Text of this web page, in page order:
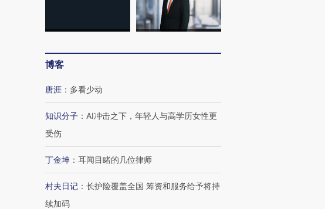
博客
唐涯 ： 多看少动
知识分子 ： AI冲击之下，年轻人与高学历女性更
受伤
丁金坤 ： 耳闻目睹的几位律师
村夫日记 ： 长护险覆盖全国 筹资和服务给予将持
续加码